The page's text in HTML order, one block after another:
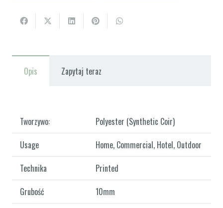
Opis Zapytaj teraz
Tworzywo:
Polyester (Synthetic Coir)
Usage
Home, Commercial, Hotel, Outdoor
Technika
Printed
Grubość
10mm